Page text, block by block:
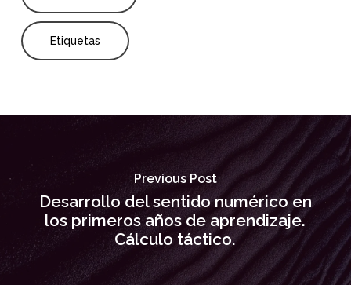
Etiquetas
Previous Post
Desarrollo del sentido numérico en
los primeros años de aprendizaje.
Cálculo táctico.